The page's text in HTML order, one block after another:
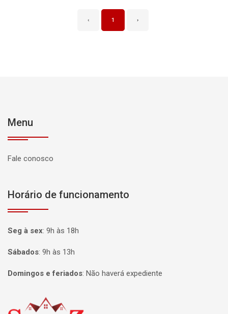
‹ 1 ›
Menu
Fale conosco
Horário de funcionamento
Seg à sex: 9h às 18h
Sábados: 9h às 13h
Domingos e feriados: Não haverá expediente
Página inicial